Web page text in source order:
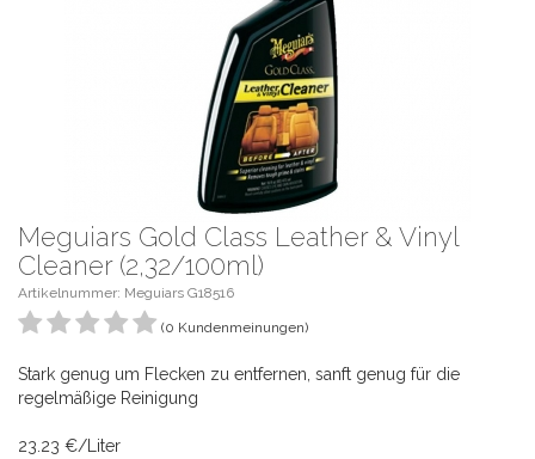
Meguiars Gold Class Leather & Vinyl
Cleaner (2,32/100ml)
Artikelnummer: Meguiars G18516
(0 Kundenmeinungen)
Stark genug um Flecken zu entfernen, sanft genug für die
regelmäßige Reinigung
23.23 €/Liter